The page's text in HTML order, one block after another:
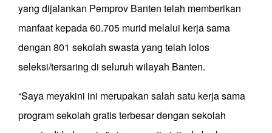
yang dijalankan Pemprov Banten telah memberikan
manfaat kepada 60.705 murid melalui kerja sama
dengan 801 sekolah swasta yang telah lolos
seleksi/tersaring di seluruh wilayah Banten.
“Saya meyakini ini merupakan salah satu kerja sama
program sekolah gratis terbesar dengan sekolah